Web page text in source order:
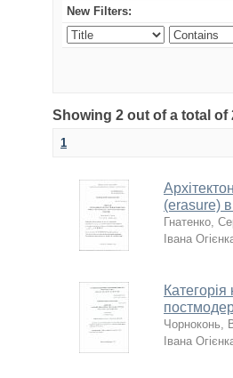
New Filters:
Showing 2 out of a total of
1
(erasure)
Гнатенко,
Івана
Чорноконь,
Івана